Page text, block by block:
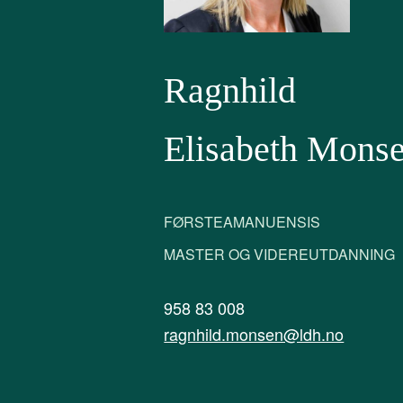
Ragnhild
Elisabeth
FØRSTEAMANUENSIS
MASTER OG VIDEREUTDANNING
958 83 008
ragnhild.monsen@ldh.no